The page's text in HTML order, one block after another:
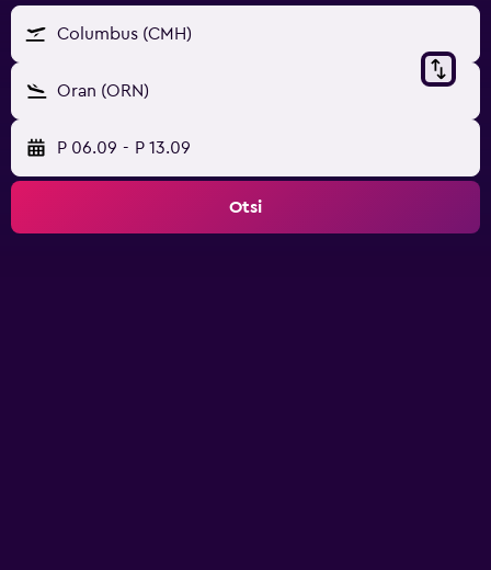
Columbus (CMH)
Oran (ORN)
P 06.09 - P 13.09
Otsi